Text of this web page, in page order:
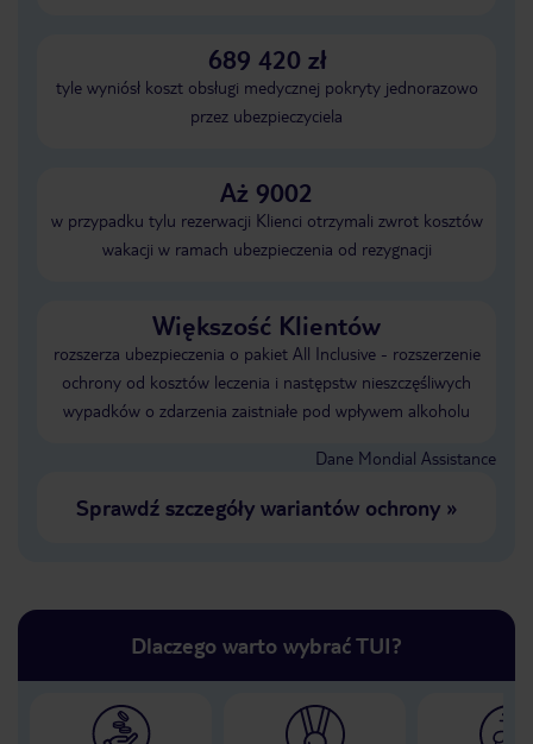
689 420 zł
tyle wyniósł koszt obsługi medycznej pokryty jednorazowo
przez ubezpieczyciela
Aż 9002
w przypadku tylu rezerwacji Klienci otrzymali zwrot kosztów
wakacji w ramach ubezpieczenia od rezygnacji
Większość Klientów
rozszerza ubezpieczenia o pakiet All Inclusive - rozszerzenie
ochrony od kosztów leczenia i następstw nieszczęśliwych
wypadków o zdarzenia zaistniałe pod wpływem alkoholu
Dane Mondial Assistance
Sprawdź szczegóły wariantów ochrony»
Dlaczego warto wybrać TUI?